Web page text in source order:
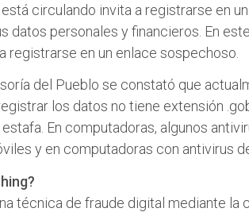
circulando invita a registrarse en
datos personales y financieros. En
registrarse en un enlace sospechoso.
del Pueblo se constató que
los datos no tiene extensión
En computadoras, algunos
y en computadoras con antivirus
técnica de fraude digital mediante